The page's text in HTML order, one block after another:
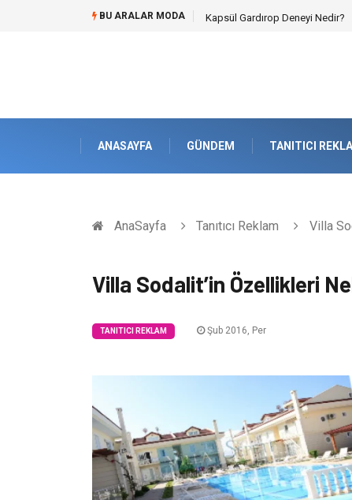
BU ARALAR MODA Ataşehir Gitar Dersi Ve Modern
ANASAYFA GÜNDEM TANITICI
AnaSayfa Tanıtıcı Reklam Villa
Villa Sodalit’in Özellikleri
TANITICI REKLAM Şub 2016, Per